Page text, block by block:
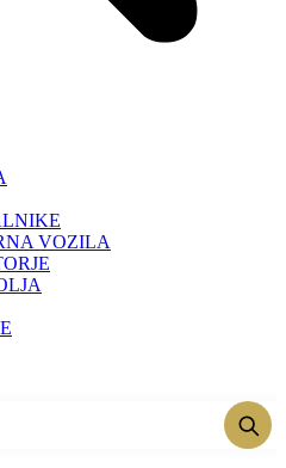
VOZILA